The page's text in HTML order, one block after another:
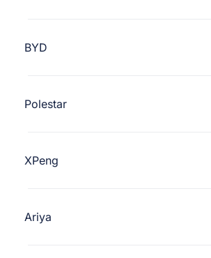
BYD
Polestar
XPeng
Ariya